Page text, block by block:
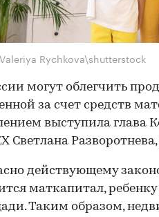
Rychkova\shutterstock
могут облегчить
за счет средств
выступила глава
Светлана Разворотнева,
действующему
маткапитал, ребенку
Таким образом,